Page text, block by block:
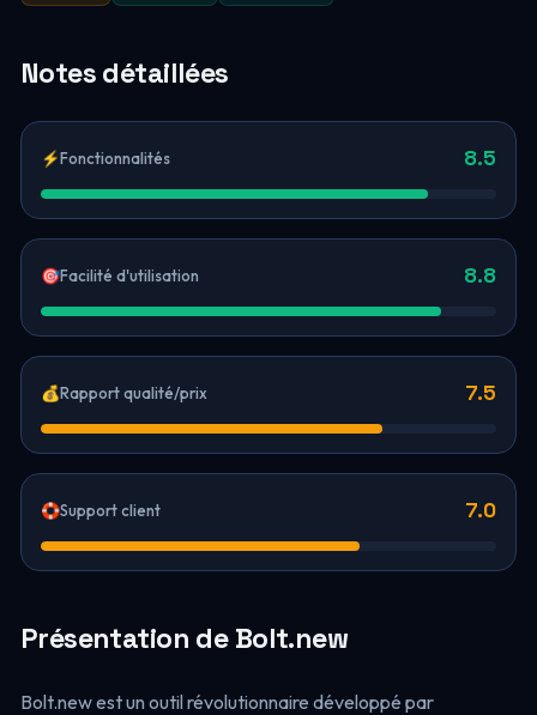
Notes détaillées
⚡Fonctionnalités 8.5
🎯Facilité d'utilisation 8.8
💰Rapport qualité/prix 7.5
🛟Support client 7.0
Présentation de Bolt.new
Bolt.new est un outil révolutionnaire développé par